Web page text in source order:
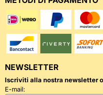
NEWSLETTER
Iscriviti alla nostra newsletter
E-mail: